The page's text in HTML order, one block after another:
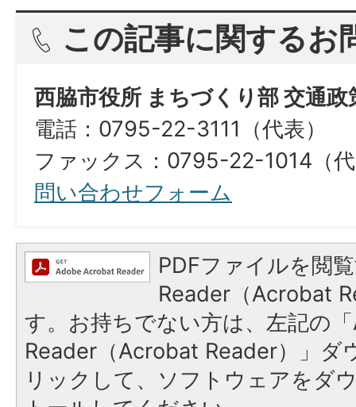
この記事に関するお
西脇市役所 まちづくり部 交通政
電話：0795-22-3111（代表）
ファックス：0795-22-1014（
問い合わせフォーム
PDFファイルを閲
Reader（Acrobat
す。お持ちでない方は、左記の
Reader（Acrobat Reader）」ダ
リックして、ソフトウェアをダ